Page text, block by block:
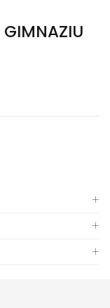
GIMNAZIU